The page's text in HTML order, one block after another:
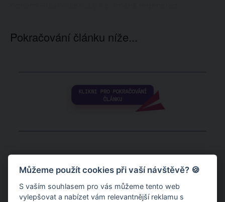
Pokračování článku níže...
Můžeme použít cookies při vaší návštěvě? 🍪
S vaším souhlasem pro vás můžeme tento web
vylepšovat a nabízet vám relevantnější reklamu s